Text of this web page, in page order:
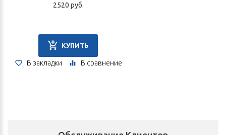
Не является лекарственным средством.
2520 руб.
КУПИТЬ
В закладки В сравнение